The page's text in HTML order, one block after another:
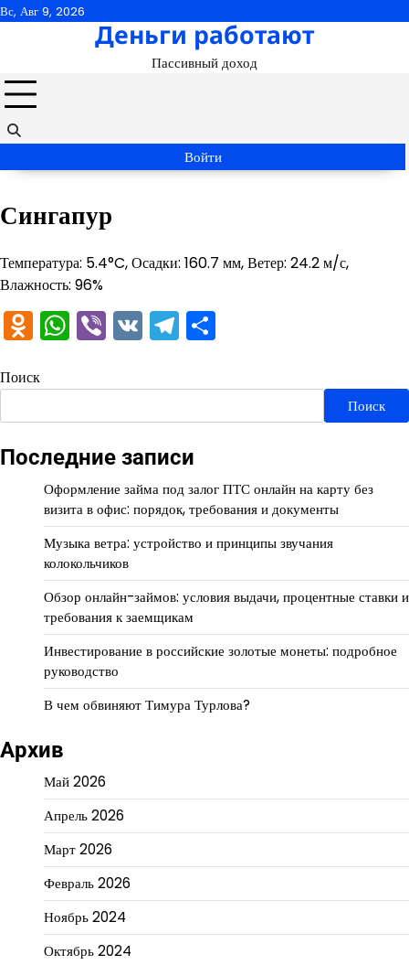
Перейти
Вс, Авг 9, 2026
Деньги работают
Пассивный доход
Войти
Сингапур
Температура: 5.4°C, Осадки: 160.7 мм, Ветер: 24.2 м/с,
Влажность: 96%
Odnoklassniki
WhatsApp
Viber
VKTelegram
Поиск
Поиск
Последние записи
Оформление займа под залог ПТС онлайн на карту без
визита в офис: порядок, требования и документы
Музыка ветра: устройство и принципы звучания
колокольчиков
Обзор онлайн-займов: условия выдачи, процентные ставки и
требования к заемщикам
Инвестирование в российские золотые монеты: подробное
руководство
В чем обвиняют Тимура Турлова?
Архив
Май 2026
Апрель 2026
Март 2026
Февраль 2026
Ноябрь 2024
Октябрь 2024